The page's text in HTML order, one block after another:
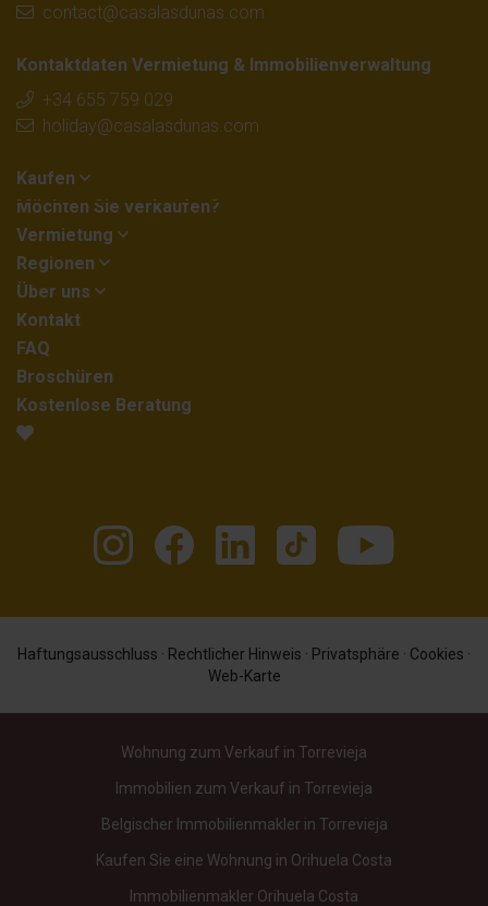
contact@casalasdunas.com
Kontaktdaten Vermietung & Immobilienverwaltung
+34 655 759 029
holiday@casalasdunas.com
Kaufen
Möchten Sie verkaufen?
Vermietung
Regionen
Über uns
Kontakt
FAQ
Broschüren
Kostenlose Beratung
Haftungsausschluss · Rechtlicher Hinweis · Privatsphäre · Cookies ·
Web-Karte
Wohnung zum Verkauf in Torrevieja
Immobilien zum Verkauf in Torrevieja
Belgischer Immobilienmakler in Torrevieja
Kaufen Sie eine Wohnung in Orihuela Costa
Immobilienmakler Orihuela Costa